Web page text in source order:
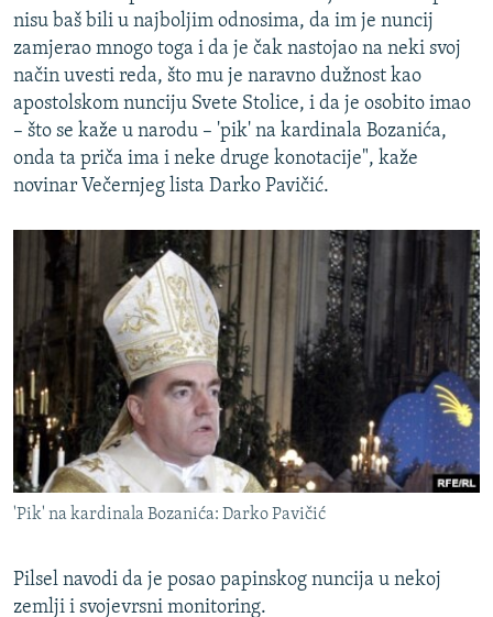
nisu baš bili u najboljim odnosima, da im je nuncij
zamjerao mnogo toga i da je čak nastojao na neki svoj
način uvesti reda, što mu je naravno dužnost kao
apostolskom nunciju Svete Stolice, i da je osobito imao
– što se kaže u narodu – 'pik' na kardinala Bozanića,
onda ta priča ima i neke druge konotacije", kaže
novinar Večernjeg lista Darko Pavičić.
'Pik' na kardinala Bozanića: Darko Pavičić
Pilsel navodi da je posao papinskog nuncija u nekoj
zemlji i svojevrsni monitoring.